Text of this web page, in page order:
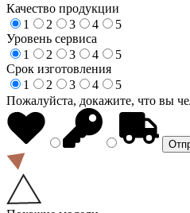
Качество продукции
1
2 3 4
5
Уровень сервиса
1
2 3 4
5
Срок изготовления
1
2 3 4
5
Пожалуйста, докажите, что вы